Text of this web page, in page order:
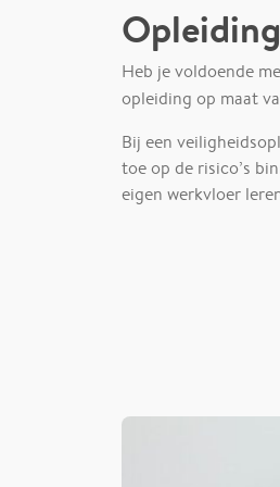
Heb je voldoende
opleiding op maat
Bij een
toe op de risico’s
eigen werkvloer